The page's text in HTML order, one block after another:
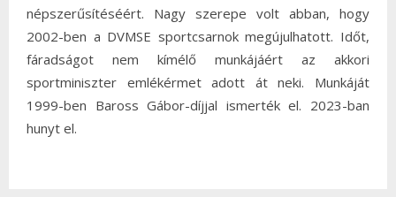
népszerűsítéséért. Nagy szerepe volt abban, hogy
2002-ben a DVMSE sportcsarnok megújulhatott. Időt,
fáradságot nem kímélő munkájáért az akkori
sportminiszter emlékérmet adott át neki. Munkáját
1999-ben Baross Gábor-díjjal ismerték el. 2023-ban
hunyt el.